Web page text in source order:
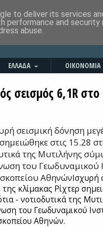
ΕΛΛΑΔΑ ΟΙΚΟΝΟΜΙΑ
σεισμός 6,1R στο
σεισμική δόνηση
στις 15.28
της Μυτιλήνης
του Γεωδυναμικού
ΑθηνώνΙσχυρή
κλίμακας Ρίχτερ
- νοτιοδυτικά της
του Γεωδυναμικού
Αθηνών.
to deliver its services
performance and
abuse.